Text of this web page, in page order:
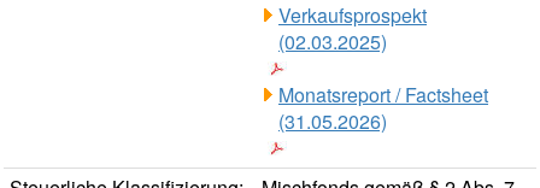
Verkaufsprospekt
(02.03.2025)
Monatsreport / Factsheet
(31.05.2026)